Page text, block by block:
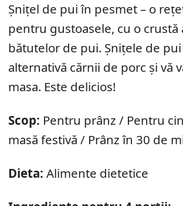
Șnițel de pui în pesmet – o
pentru gustoasele, cu o crustă
bătutelor de pui. Șnițele de
alternativă cărnii de porc și vă
masa. Este delicios!
Scop: Pentru prânz / Pentru
masă festivă / Prânz în 30 de
Dieta: Alimente dietetice